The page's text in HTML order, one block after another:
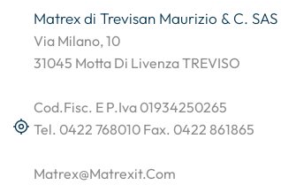
Matrex di Trevisan Maurizio & C. SAS
Via Milano, 10
31045 Motta Di Livenza TREVISO
Cod.Fisc. E P.Iva 01934250265
Tel. 0422 768010 Fax. 0422 861865
Matrex@matrexit.com